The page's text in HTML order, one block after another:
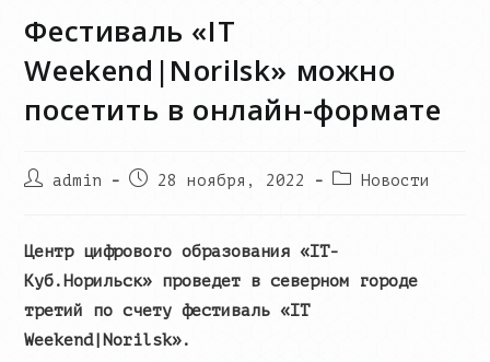
Фестиваль «IT
Weekend|Norilsk» можно
посетить в онлайн-формате
Postadmin
Запись28 ноября, 2022
PostНовости
Центр цифрового образования «IT-
Куб.Норильск» проведет в северном городе
третий по счету фестиваль «IT
Weekend|Norilsk».